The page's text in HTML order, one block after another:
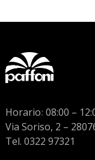
Horario:08:00 –
Via Soriso, 2 –
Tel. 0322 97321